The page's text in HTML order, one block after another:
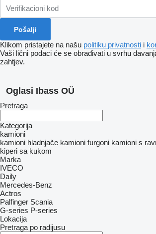
Klikom pristajete na našu politiku privatnosti i
Vaši lični podaci će se obrađivati ​​u svrhu
zahtjev.
Oglasi Ibass OÜ
Pretraga
Kategorija
kamioni
kamioni hladnjače kamioni furgoni kamioni s
kiperi sa kukom
Marka
IVECO
Daily
Mercedes-Benz
Actros
Palfinger Scania
G-series P-series
Lokacija
Pretraga po radijusu